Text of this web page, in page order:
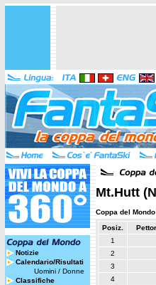
Notizie
Calendario/Risultati
Uomini / Donne
Classifiche
Mt.Hutt
Coppa del
Posiz. Pettor.
1
2
3
4